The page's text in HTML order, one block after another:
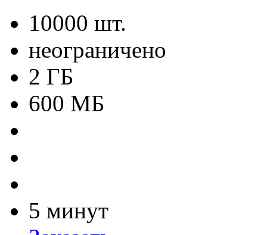
10000 шт.
неограничено
2 ГБ
600 МБ
5 минут